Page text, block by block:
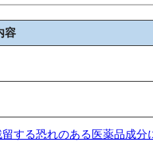
容
する恐れのある医薬品成分